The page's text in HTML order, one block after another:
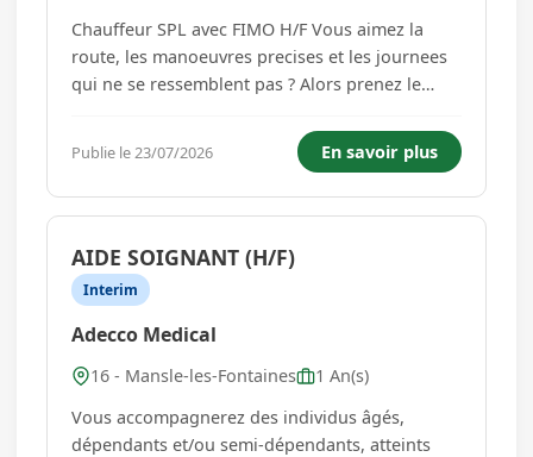
Chauffeur SPL avec FIMO H/F Vous aimez la
route, les manoeuvres precises et les journees
qui ne se ressemblent pas ? Alors prenez le
Angouleme recherche un chauffeur SPL
experimente pour assurer le transport de
marchandises dans le respect des delais et de...
Publie le 23/07/2026 En savoir plus
AIDE SOIGNANT (H/F)
Interim
Adecco Medical
16 - Mansle-les-Fontaines
1 An(s)
Vous accompagnerez des individus âgés,
dépendants et/ou semi-dépendants, atteints